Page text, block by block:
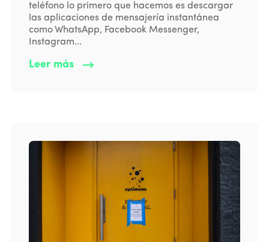
teléfono lo primero que hacemos es descargar
las aplicaciones de mensajería instantánea
como WhatsApp, Facebook Messenger,
Instagram...
Leer más